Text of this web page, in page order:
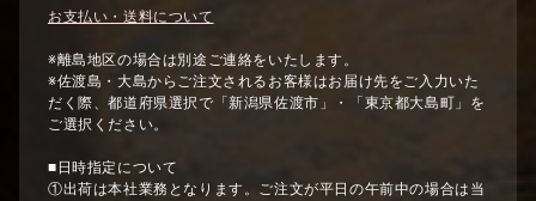
お支払い・送料について
※離島地区の場合は別途ご連絡をいたします。
※佐渡島・大島からご注文されるお客様はお届け先をご入力いた
だく際、都道府県選択で「新潟県佐渡市」・「東京都大島町」を
ご選択ください。
■日時指定について
①出荷は本社業務となります。ご注文が平日の午前中の場合は当